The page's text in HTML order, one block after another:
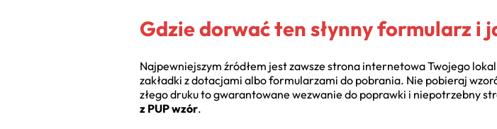
Gdzie dorwać ten słynny formularz i
Najpewniejszym źródłem jest zawsze strona internetowa Twojego
zakładki z dotacjami albo formularzami do pobrania. Nie pobieraj
złego druku to gwarantowane wezwanie do poprawki i niepotrzebny
z PUP wzór.